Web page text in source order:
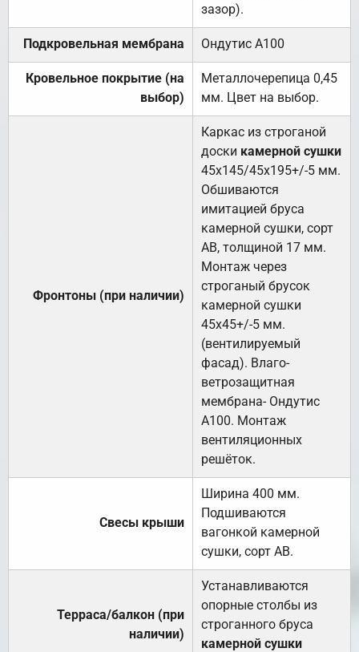
зазор).
Подкровельная мембрана Ондутис А100
Кровельное покрытие (на
выбор)
Металлочерепица 0,45
мм. Цвет на выбор.
Фронтоны (при наличии)
Каркас из строганой
доски камерной сушки
45х145/45х195+/-5 мм.
Обшиваются
имитацией бруса
камерной сушки, сорт
АВ, толщиной 17 мм.
Монтаж через
строганый брусок
камерной сушки
45х45+/-5 мм.
(вентилируемый
фасад). Влаго-
ветрозащитная
мембрана- Ондутис
А100. Монтаж
вентиляционных
решёток.
Свесы крыши
Ширина 400 мм.
Подшиваются
вагонкой камерной
сушки, сорт АВ.
Терраса/балкон (при
наличии)
Устанавливаются
опорные столбы из
строганного бруса
камерной сушки